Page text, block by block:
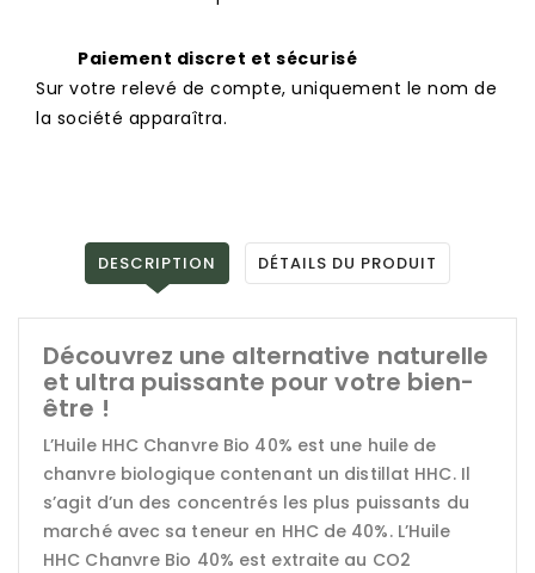
Paiement discret et sécurisé
Sur votre relevé de compte, uniquement le nom de
la société apparaîtra.
DESCRIPTION DÉTAILS DU PRODUIT
Découvrez une alternative naturelle
et ultra puissante pour votre bien-
être !
L’Huile HHC Chanvre Bio 40% est une huile de
chanvre biologique contenant un distillat HHC. Il
s’agit d’un des concentrés les plus puissants du
marché avec sa teneur en HHC de 40%. L’Huile
HHC Chanvre Bio 40% est extraite au CO2